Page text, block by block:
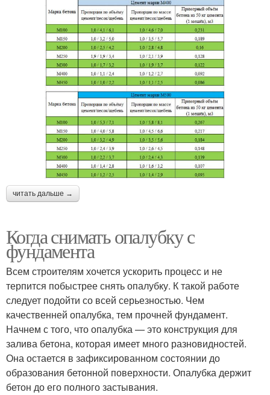
читать дальше →
Когда снимать опалубку с
фундамента
Всем строителям хочется ускорить процесс и не
терпится побыстрее снять опалубку. К такой работе
следует подойти со всей серьезностью. Чем
качественней опалубка, тем прочней фундамент.
Начнем с того, что опалубка — это конструкция для
залива бетона, которая имеет много разновидностей.
Она остается в зафиксированном состоянии до
образования бетонной поверхности. Опалубка держит
бетон до его полного застывания.